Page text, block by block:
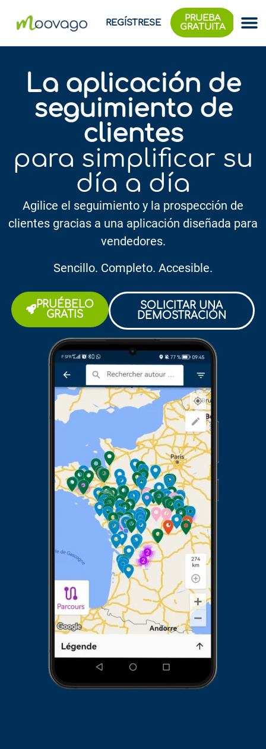
REGÍSTRESE
PRUEBA
GRATUITA
La aplicación de
seguimiento de
clientes
para simplificar su
día a día
Agilice el seguimiento y la prospección de
clientes gracias a una aplicación diseñada para
vendedores.
Sencillo. Completo. Accesible.
PRUÉBELO
GRATIS
SOLICITAR UNA
DEMOSTRACIÓN